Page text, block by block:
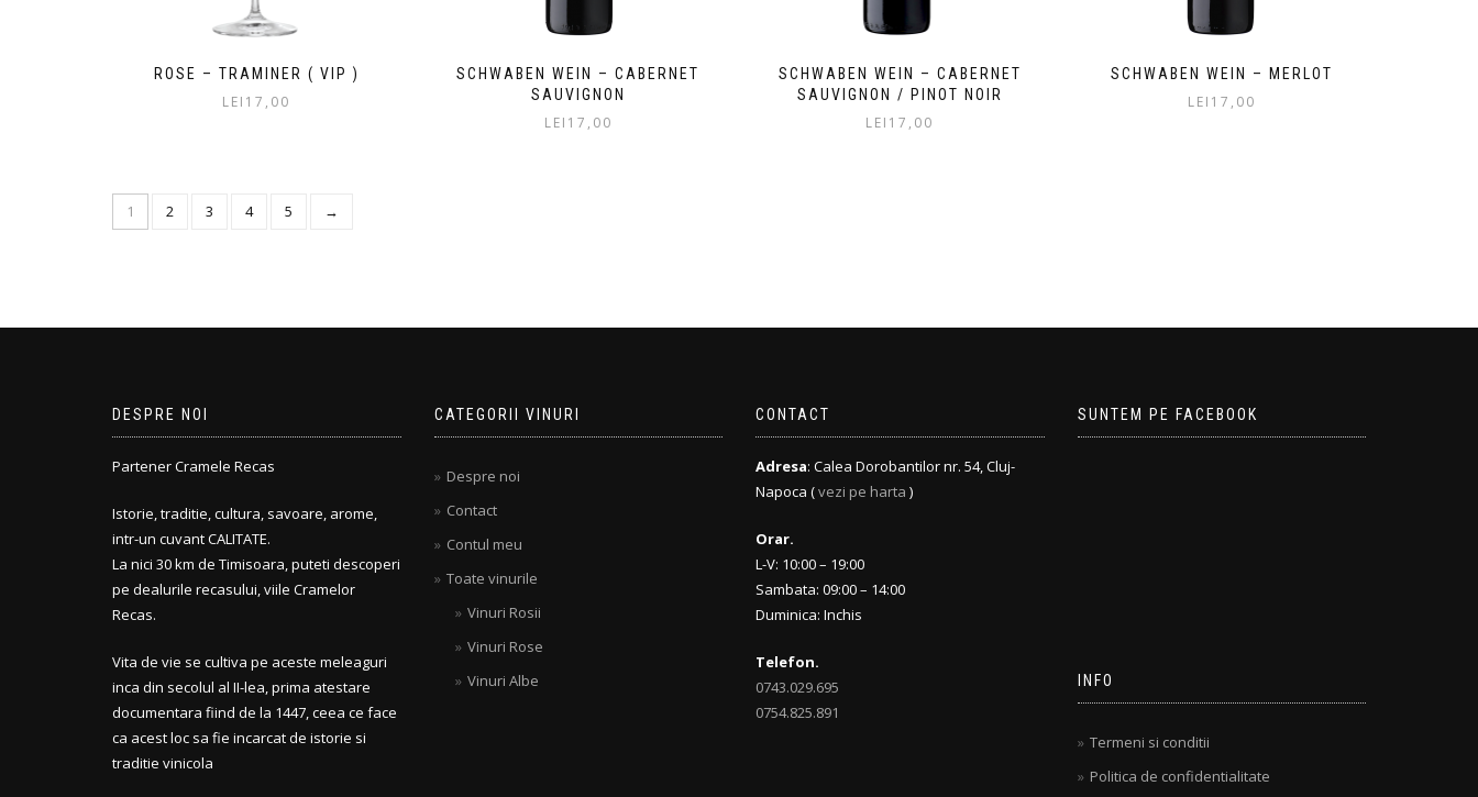
ROSE – TRAMINER ( VIP )
LEI 17,00
SCHWABEN WEIN – CABERNET
SAUVIGNON
LEI 17,00
SCHWABEN WEIN – CABERNET
SAUVIGNON / PINOT NOIR
LEI 17,00
SCHWABEN WEIN – MERLOT
LEI 17,00
1 2 3 4 5 →
DESPRE NOI
Partener Cramele Recas
Istorie, traditie, cultura, savoare, arome,
intr-un cuvant CALITATE.
La nici 30 km de Timisoara, puteti descoperi
pe dealurile recasului, viile Cramelor
Recas.
Vita de vie se cultiva pe aceste meleaguri
inca din secolul al II-lea, prima atestare
documentara fiind de la 1447, ceea ce face
ca acest loc sa fie incarcat de istorie si
traditie vinicola
CATEGORII VINURI
Despre noi
Contact
Contul meu
Toate vinurile
Vinuri Rosii
Vinuri Rose
Vinuri Albe
CONTACT
Adresa: Calea Dorobantilor nr. 54, Cluj-
Napoca (vezi pe harta )
Orar.
L-V: 10:00 – 19:00
Sambata: 09:00 – 14:00
Duminica: Inchis
Telefon.
0743.029.695
0754.825.891
SUNTEM PE FACEBOOK
INFO
Termeni si conditii
Politica de confidentialitate